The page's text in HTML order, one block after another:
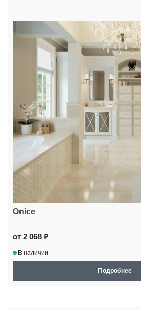
Onice
от 2 068 ₽
В наличии
Подробнее